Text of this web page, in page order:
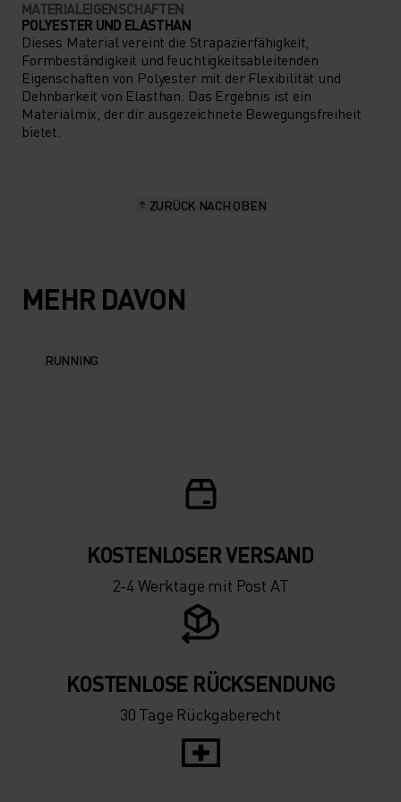
MATERIALEIGENSCHAFTEN
POLYESTER UND ELASTHAN
Dieses Material vereint die Strapazierfähigkeit,
Formbeständigkeit und feuchtigkeitsableitenden
Eigenschaften von Polyester mit der Flexibilität und
Dehnbarkeit von Elasthan. Das Ergebnis ist ein
Materialmix, der dir ausgezeichnete Bewegungsfreiheit
bietet.
ZURÜCK NACH OBEN
MEHR DAVON
RUNNING
KOSTENLOSER VERSAND
2-4 Werktage mit Post AT
KOSTENLOSE RÜCKSENDUNG
30 Tage Rückgaberecht